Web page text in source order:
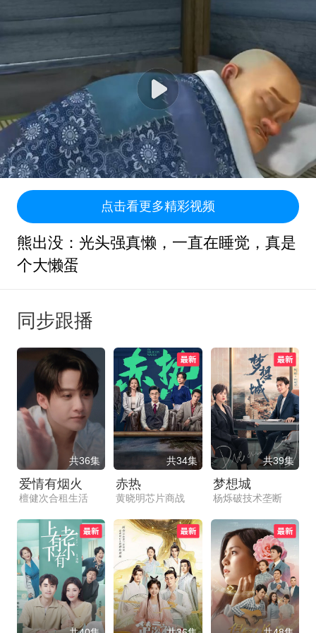
点击看更多精彩视频
熊出没：光头强真懒，一直在睡觉，真是
个大懒蛋
同步跟播
共36集
爱情有烟火
檀健次合租生活
共34集
赤热
黄晓明芯片商战
共39集
梦想城
杨烁破技术垄断